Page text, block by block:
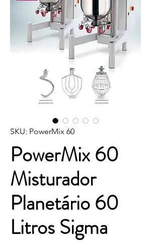
SKU: PowerMix 60
PowerMix 60
Misturador
Planetário 60
Litros Sigma